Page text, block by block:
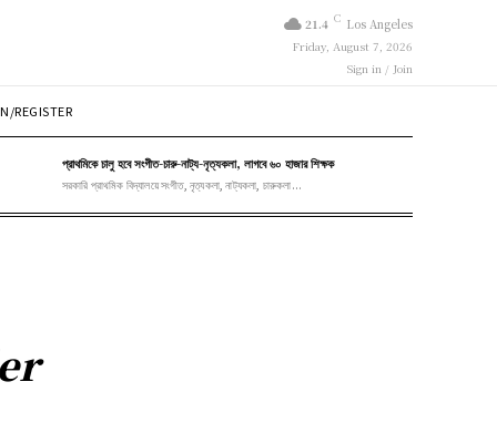
21.4 C Los Angeles
Friday, August 7, 2026
Sign in / Join
REGISTER
প্রাথমিকে চালু হবে সংগীত-চারু-নাট্য-নৃত্যকলা, লাগবে ৬০ হাজার শিক্ষক
সরকারি প্রাথমিক বিদ্যালয়ে সংগীত, নৃত্যকলা, নাট্যকলা, চারুকলা...